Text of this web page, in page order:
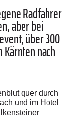
Radfahrer
aber bei
über 300
nach
quer durch
und im Hotel